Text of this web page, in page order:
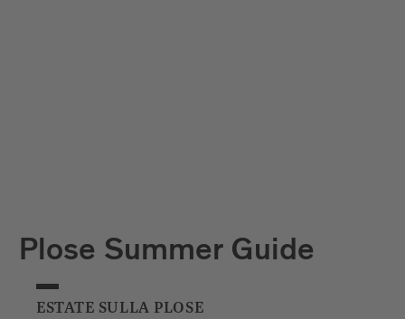
Plose Summer Guide
ESTATE SULLA PLOSE